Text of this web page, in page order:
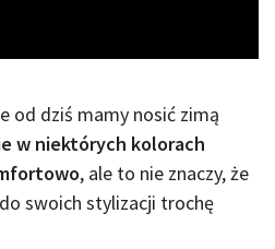
od dziś mamy nosić zimą
w niektórych kolorach
, ale to nie znaczy, że
swoich stylizacji trochę